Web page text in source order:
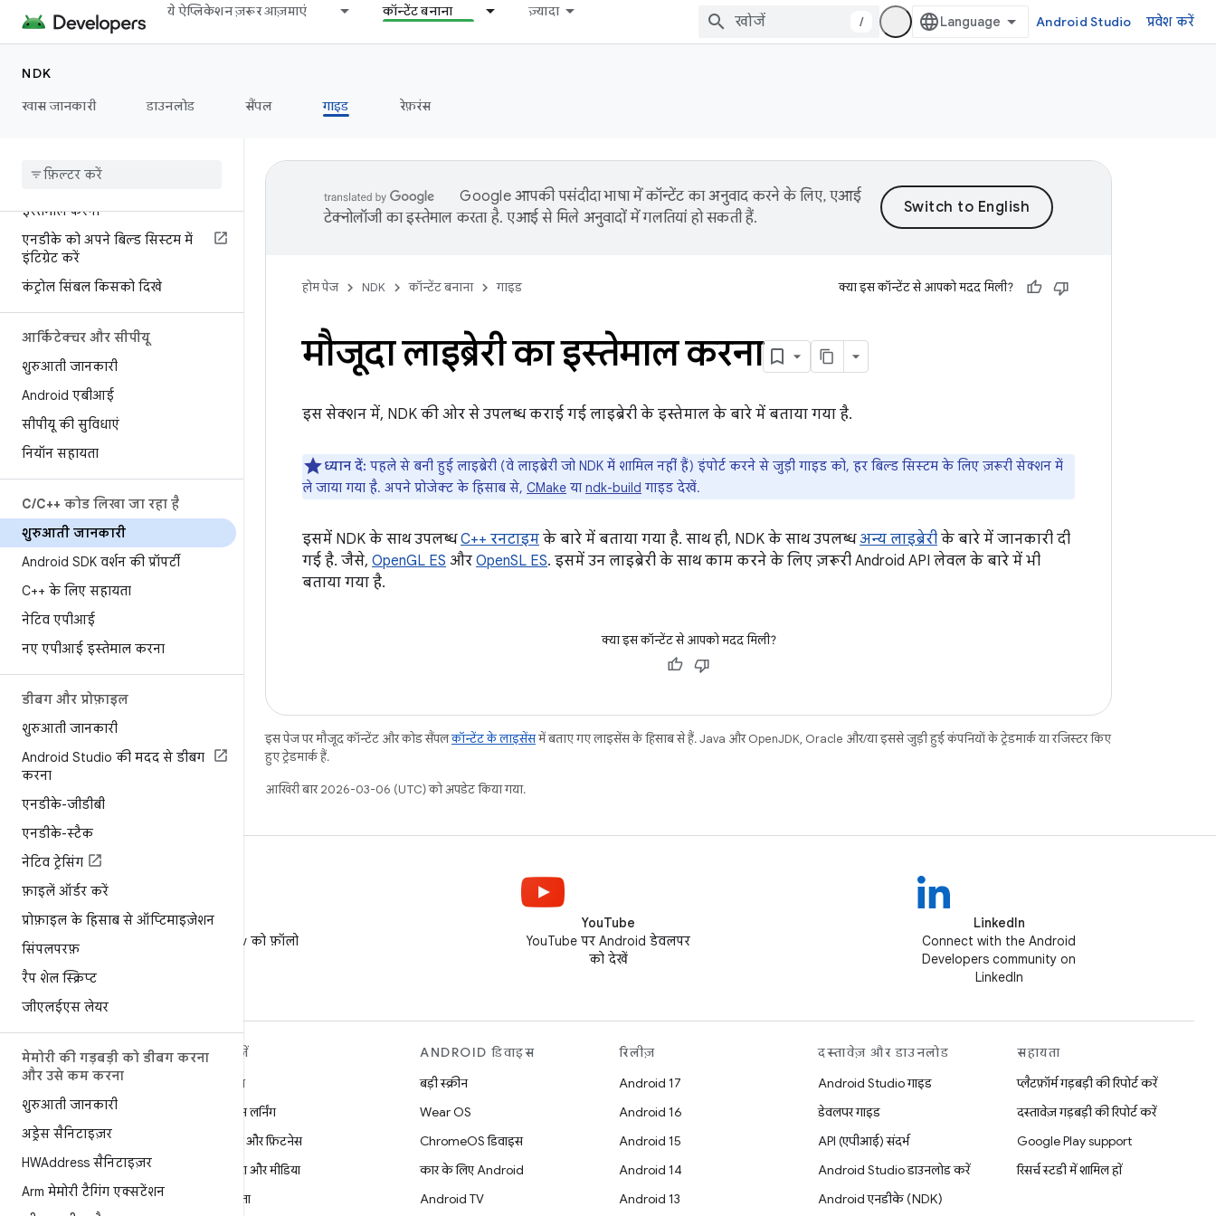
ये ऐप्लिकेशन ज़रूर आज़माएं कॉन्टेंट बनाना ज़्यादा
/ Android Studio प्रवेश करें
NDK
खास जानकारी
डाउनलोड सैंपल गाइड रेफ़रंस
मिडलवेयर वेंडर के लिए सलाह
अपना प्रोजेक्ट बनाएं
शुरुआती जानकारी
सीमेक
इस्तेमाल करना
एनडीके को अपने बिल्ड सिस्टम में
इंटिग्रेट करें
कंट्रोल सिंबल किसको दिखे
आर्किटेक्चर और सीपीयू
शुरुआती जानकारी
Android एबीआई
सीपीयू की सुविधाएं
नियॉन सहायता
C/C++ कोड लिखा जा रहा है
शुरुआती जानकारी
Android SDK वर्शन की प्रॉपर्टी
C++ के लिए सहायता
नेटिव एपीआई
नए एपीआई इस्तेमाल करना
डीबग और प्रोफ़ाइल
शुरुआती जानकारी
Android Studio की मदद से डीबग
करना
एनडीके-जीडीबी
एनडीके-स्टैक
नेटिव ट्रेसिंग
फ़ाइलें ऑर्डर करें
प्रोफ़ाइल के हिसाब से ऑप्टिमाइज़ेशन
सिंपलपरफ़
रैप शेल स्क्रिप्ट
जीएलईएस लेयर
मेमोरी की गड़बड़ी को डीबग करना
और उसे कम करना
शुरुआती जानकारी
अड्रेस सैनिटाइज़र
HWAddress सैनिटाइज़र
Arm मेमोरी टैगिंग एक्सटेंशन
Google आपकी पसंदीदा भाषा में कॉन्टेंट का अनुवाद करने के लिए, एआई
टेक्नोलॉजी का इस्तेमाल करता है. एआई से मिले अनुवादों में गलतियां हो सकती हैं.
होम पेज NDK कॉन्टेंट बनाना गाइड क्या इस कॉन्टेंट से आपको मदद मिली?
मौजूदा लाइब्रेरी का इस्तेमाल करना
इस सेक्शन में, NDK की ओर से उपलब्ध कराई गई लाइब्रेरी के इस्तेमाल के बारे में बताया गया है.
ध्यान दें: पहले से बनी हुई लाइब्रेरी (वे लाइब्रेरी जो NDK में शामिल नहीं हैं) इंपोर्ट करने से जुड़ी गाइड को, हर बिल्ड सिस्टम के लिए ज़रूरी सेक्शन में
ले जाया गया है. अपने प्रोजेक्ट के हिसाब से, CMake या ndk-build गाइड देखें.
इसमें NDK के साथ उपलब्धC++ रनटाइम के बारे में बताया गया है. साथ ही, NDK के साथ उपलब्धअन्य लाइब्रेरी के बारे में जानकारी दी
गई है. जैसे, OpenGL ES और OpenSL ES. इसमें उन लाइब्रेरी के साथ काम करने के लिए ज़रूरी Android API लेवल के बारे में भी
बताया गया है.
क्या इस कॉन्टेंट से आपको मदद मिली?
इस पेज पर मौजूद कॉन्टेंट और कोड सैंपलकॉन्टेंट के लाइसेंसमें बताए गए लाइसेंस के हिसाब से हैं. Java और OpenJDK, Oracle और/या इससे जुड़ी हुई कंपनियों के ट्रेडमार्क या रजिस्टर किए
हुए ट्रेडमार्क हैं.
आखिरी बार 2026-03-06 (UTC) को अपडेट किया गया.
X पर @AndroidDev को फ़ॉलो
YouTube
YouTube पर Android डेवलपर
को देखें
LinkedIn
Connect with the Android
Developers community on
LinkedIn
ANDROID के बारे में ज़्यादा
जानें
Android
Android for Enterprise
सुरक्षा
सोर्स
खोजें
गेमिंग
मशीन लर्निंग
सेहत और फ़िटनेस
कैमरा और मीडिया
निजता
ANDROID डिवाइस
बड़ी स्क्रीन
Wear OS
ChromeOS डिवाइस
कार के लिए Android
Android TV
रिलीज़
Android 17
Android 16
Android 15
Android 14
Android 13
दस्तावेज़ और डाउनलोड
Android Studio गाइड
डेवलपर गाइड
API (एपीआई) संदर्भ
Android Studio डाउनलोड करें
Android एनडीके (NDK)
सहायता
प्लैटफ़ॉर्म गड़बड़ी की रिपोर्ट करें
दस्तावेज़ गड़बड़ी की रिपोर्ट करें
Google Play support
रिसर्च स्टडी में शामिल हों